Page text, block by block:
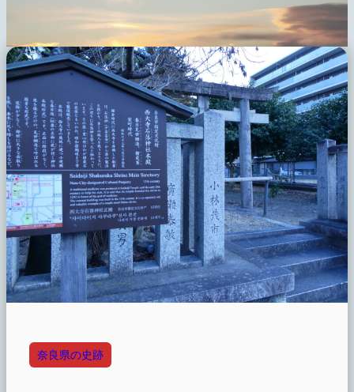
奈良県の史跡